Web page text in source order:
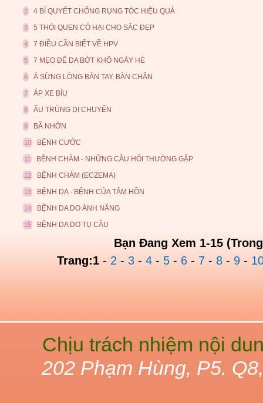
2 4 BÍ QUYẾT CHỐNG RỤNG TÓC HIỆU QUẢ
3 5 THÓI QUEN CÓ HẠI CHO SẮC ĐẸP
4 7 ĐIỀU CẦN BIẾT VỀ HPV
5 7 MẸO ĐỂ DA BỚT KHÔ NGÀY HÈ
6 Á SỪNG LÒNG BÀN TAY, BÀN CHÂN
7 ÁP XE BÌU
8 ẤU TRÙNG DI CHUYỂN
9 BÃ NHỜN
10 BỆNH CƯỚC
11 BỆNH CHÀM - NHỮNG CÂU HỎI THƯỜNG GẶP
12 BỆNH CHÀM (ECZEMA)
13 BỆNH DA - BỆNH CỦA TÂM HỒN
14 BỆNH DA DO ÁNH NẮNG
15 BỆNH DA DO TỤ CẦU
Bạn Đang Xem 1-15
Trang:1 - 2 - 3 - 4 - 5 - 6 - 7 - 8 - 9 -
Chịu trách nhiệm nội
202 Phạm Hùng, P5.